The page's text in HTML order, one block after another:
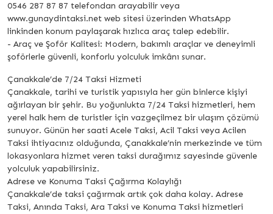
0546 287 87 87 telefondan arayabilir veya
www.gunaydintaksi.net web sitesi üzerinden WhatsApp
linkinden konum paylaşarak hızlıca araç talep edebilir.
- Araç ve Şoför Kalitesi: Modern, bakımlı araçlar ve deneyimli
şoförlerle güvenli, konforlu yolculuk imkânı sunar.
Çanakkale’de 7/24 Taksi Hizmeti
Çanakkale, tarihi ve turistik yapısıyla her gün binlerce kişiyi
ağırlayan bir şehir. Bu yoğunlukta 7/24 Taksi hizmetleri, hem
yerel halk hem de turistler için vazgeçilmez bir ulaşım çözümü
sunuyor. Günün her saati Acele Taksi, Acil Taksi veya Acilen
Taksi ihtiyacınız olduğunda, Çanakkale’nin merkezinde ve tüm
lokasyonlara hizmet veren taksi durağımız sayesinde güvenle
yolculuk yapabilirsiniz.
Adrese ve Konuma Taksi Çağırma Kolaylığı
Çanakkale’de taksi çağırmak artık çok daha kolay. Adrese
Taksi, Anında Taksi, Ara Taksi ve Konuma Taksi hizmetleri